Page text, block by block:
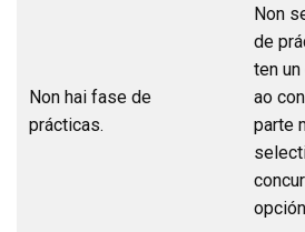
Non hai fase de
prácticas.
Non
de
ten
ao
parte